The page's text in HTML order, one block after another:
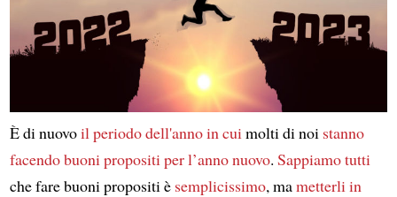
È di nuovoil periodo dell'annoin cuimolti di noi stanno
facendobuoni propositi per l’anno nuovo. Sappiamo tutti
che fare buoni propositi è semplicissimo, mametterli in